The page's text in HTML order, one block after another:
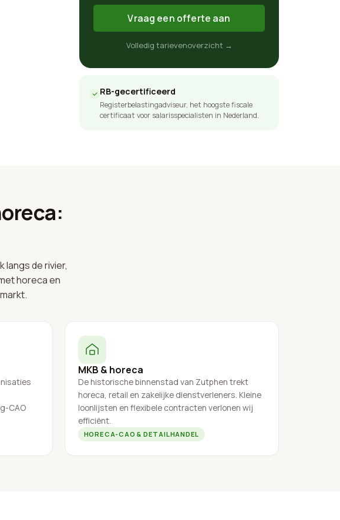
Vraag een offerte aan
Volledig tarievenoverzicht →
RB-gecertificeerd
Registerbelastingadviseur, het hoogste fiscale
certificaat voor salarisspecialisten in Nederland.
de rivier,
horeca en
CAO
MKB & horeca
De historische binnenstad van Zutphen trekt
horeca, retail en zakelijke dienstverleners. Kleine
loonlijsten en flexibele contracten verlonen wij
efficiënt.
HORECA-CAO & DETAILHANDEL